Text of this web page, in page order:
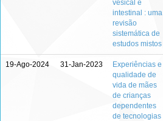
vesical e
intestinal : uma
revisão
sistemática de
estudos mistos
19-Ago-2024 31-Jan-2023
Experiências e
qualidade de
vida de mães
de crianças
dependentes
de tecnologias